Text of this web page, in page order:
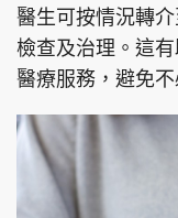
醫生可按情況轉
檢查及治理。這
醫療服務，避免不